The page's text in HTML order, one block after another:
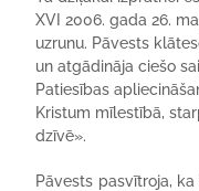
XVI 2006. gada 26.
uzrunu. Pāvests
un atgādināja ciešo
Patiesības
Kristum mīlestībā,
dzīvē».
Pāvests pasvītroja,